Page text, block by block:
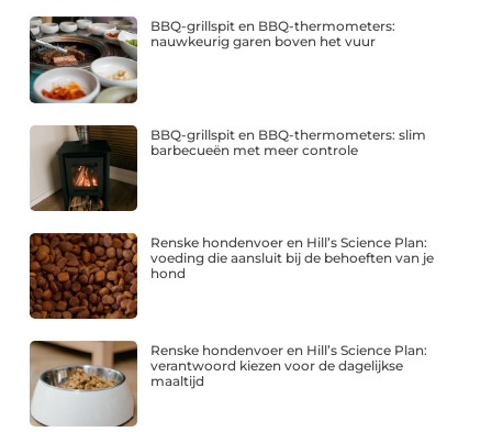
BBQ-grillspit en BBQ-thermometers:
nauwkeurig garen boven het vuur
BBQ-grillspit en BBQ-thermometers: slim
barbecueën met meer controle
Renske hondenvoer en Hill’s Science Plan:
voeding die aansluit bij de behoeften van je
hond
Renske hondenvoer en Hill’s Science Plan:
verantwoord kiezen voor de dagelijkse
maaltijd